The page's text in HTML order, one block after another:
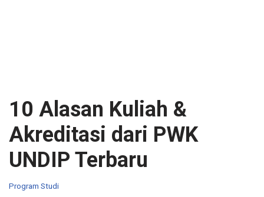
10 Alasan Kuliah &
Akreditasi dari PWK
UNDIP Terbaru
Program Studi